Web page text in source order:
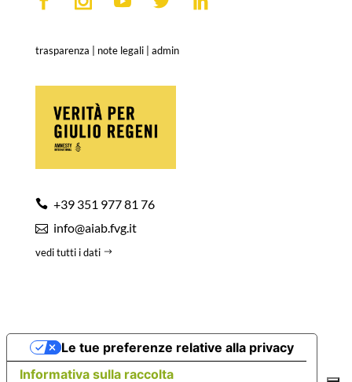
trasparenza note legali| admin
+39 351 977 81 76
info@aiab.fvg.it
vedi tutti i dati
Informativa sulla raccolta
Le tue preferenze relative alla privacy